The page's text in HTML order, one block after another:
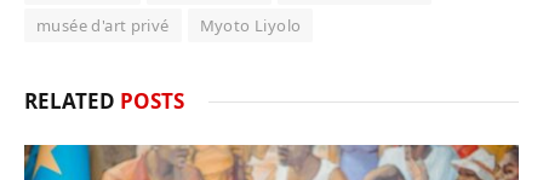
musée d'art privé
Myoto Liyolo
RELATED POSTS